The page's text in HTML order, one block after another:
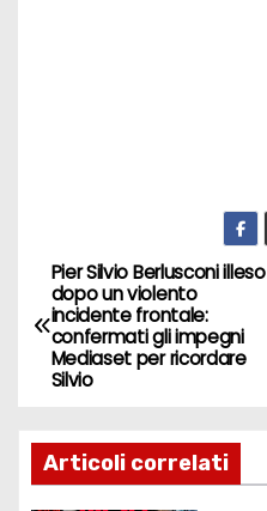
N
a
v
i
g
Pier Silvio Berlusconi illeso
dopo un violento
incidente frontale:
confermati gli impegni
Mediaset per ricordare
Silvio
Articoli correlati